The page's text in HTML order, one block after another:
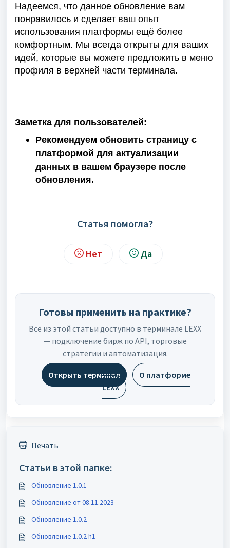
Надеемся, что данное обновление вам
понравилось и сделает ваш опыт
использования платформы ещё более
комфортным. Мы всегда открыты для ваших
идей, которые вы можете предложить в меню
профиля в верхней части терминала.
Заметка для пользователей:
Рекомендуем обновить страницу с
платформой для актуализации
данных в вашем браузере после
обновления.
Статья помогла?
Нет Да
Готовы применить на практике?
Всё из этой статьи доступно в терминале LEXX
— подключение бирж по API, торговые
стратегии и автоматизация.
Открыть терминал
О платформе
LEXX
Печать
Статьи в этой папке:
Обновление 1.0.1
Обновление от 08.11.2023
Обновление 1.0.2
Обновление 1.0.2 h1